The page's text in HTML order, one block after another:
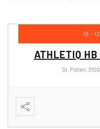
10 -
ATHLETIQ
St. Pölten,